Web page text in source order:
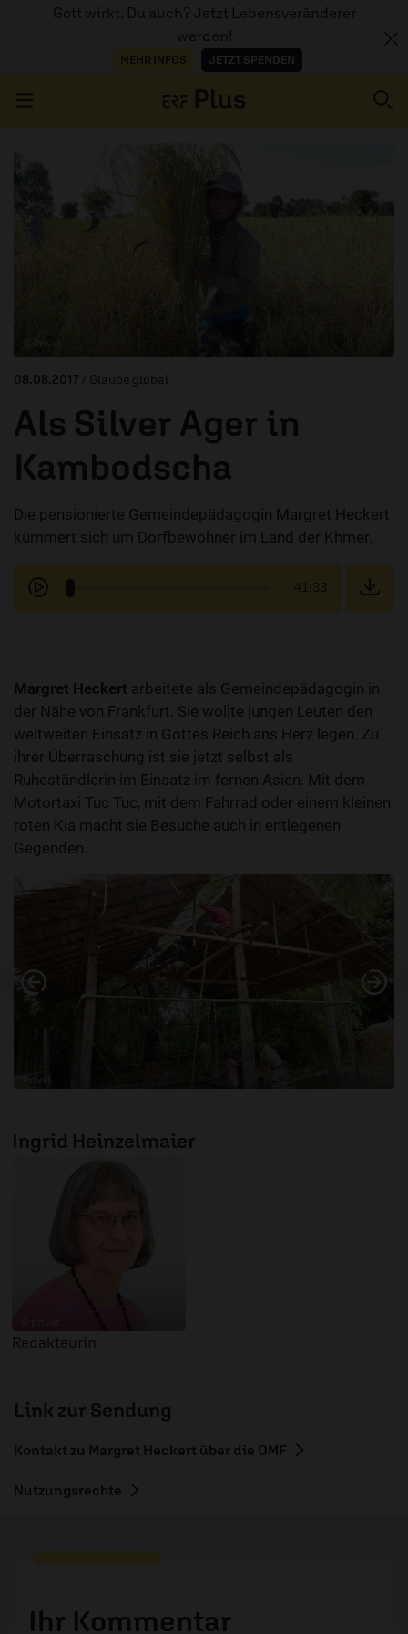
Gott wirkt. Du auch? Jetzt Lebensveränderer
werden!
MEHR INFOS JETZT SPENDEN
08.08.2017 / Glaube global
Als Silver Ager in
Kambodscha
Die pensionierte Gemeindepädagogin Margret Heckert
kümmert sich um Dorfbewohner im Land der Khmer.
41:33
Margret Heckert arbeitete als Gemeindepädagogin in
der Nähe von Frankfurt. Sie wollte jungen Leuten den
weltweiten Einsatz in Gottes Reich ans Herz legen. Zu
ihrer Überraschung ist sie jetzt selbst als
Ruheständlerin im Einsatz im fernen Asien. Mit dem
Motortaxi Tuc Tuc, mit dem Fahrrad oder einem kleinen
roten Kia macht sie Besuche auch in entlegenen
Gegenden.
Vorheriges
Ingrid Heinzelmaier
Redakteurin
Link zur Sendung
Kontakt zu Margret Heckert über die OMF
Nutzungsrechte
Ihr Kommentar